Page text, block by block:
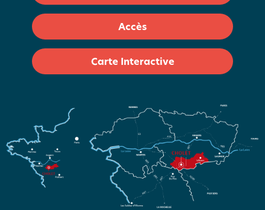
Accès
Carte Interactive